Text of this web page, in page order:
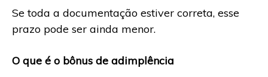
Se toda a documentação estiver correta, esse
prazo pode ser ainda menor.
O que é o bônus de adimplência